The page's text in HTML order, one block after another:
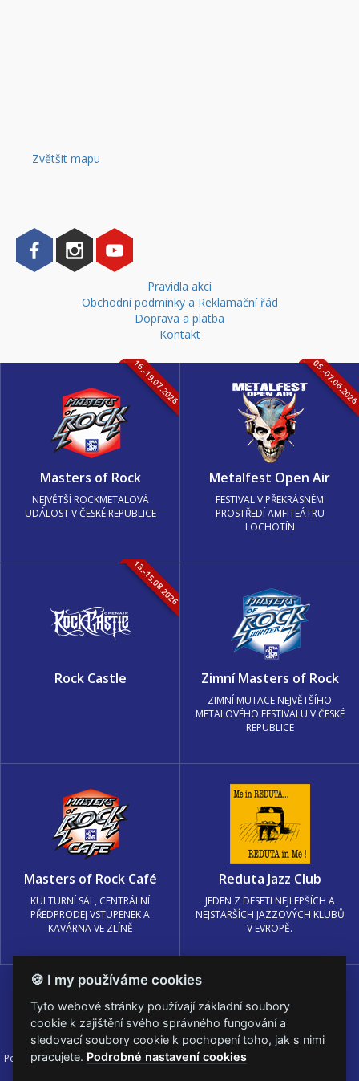
Zvětšit mapu
Pravidla akcí
Obchodní podmínky a Reklamační řád
Doprava a platba
Kontakt
16.-19.07.2026
Masters of Rock
NEJVĚTŠÍ ROCKMETALOVÁ
UDÁLOST V ČESKÉ REPUBLICE
05.-
Metalfest Open Air
FESTIVAL V PŘEKRÁSNÉM
PROSTŘEDÍ AMFITEÁTRU
LOCHOTÍN
13.-15.08.2026
Rock Castle Zimní Masters of Rock
ZIMNÍ MUTACE NEJVĚTŠÍHO
METALOVÉHO FESTIVALU V ČESKÉ
REPUBLICE
Masters of Rock Café
KULTURNÍ SÁL, CENTRÁLNÍ
PŘEDPRODEJ VSTUPENEK A
KAVÁRNA VE ZLÍNĚ
Reduta Jazz Club
JEDEN Z DESETI NEJLEPŠÍCH A
NEJSTARŠÍCH JAZZOVÝCH KLUBŮ
V EVROPĚ.
Podmínky užití 🍪 Změnit nastavení cookies.
🍪 I my používáme cookies
Tyto webové stránky používají základní soubory
cookie k zajištění svého správného fungování a
sledovací soubory cookie k pochopení toho, jak s nimi
pracujete. Podrobné nastavení cookies